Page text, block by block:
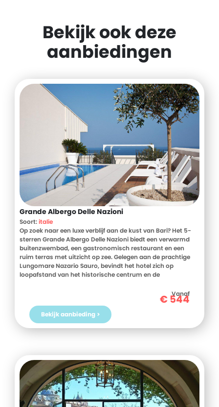
Bekijk ook deze
aanbiedingen
Grande Albergo Delle Nazioni
Soort:italie
Op zoek naar een luxe verblijf aan de kust van Bari? Het 5-
sterren Grande Albergo Delle Nazioni biedt een verwarmd
buitenzwembad, een gastronomisch restaurant en een
ruim terras met uitzicht op zee. Gelegen aan de prachtige
Lungomare Nazario Sauro, bevindt het hotel zich op
loopafstand van het historische centrum en de
ingerichte kamers en hoogwaardige voorzieningen is dit
hotel de ideale keuze voor een onvergetelijk verblijf. Boek nu
je verblijf bij D-reizen en ervaar het zelf!
Vanaf
€544
Bekijk aanbieding >